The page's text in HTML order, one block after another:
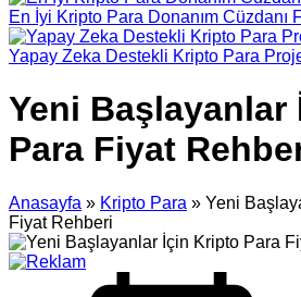
En İyi Kripto Para Donanım Cüzdanı
Yapay Zeka Destekli Kripto Para
Yeni
Para Fiyat
Anasayfa » Kripto Para » Yeni
Fiyat Rehberi